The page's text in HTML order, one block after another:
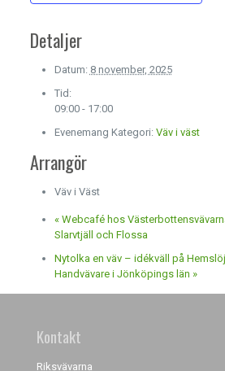
Detaljer
Datum: 8 november, 2025
Tid:
09:00 - 17:00
Evenemang Kategori: Väv i väst
Arrangör
Väv i Väst
«Webcafé hos
Slarvtjäll och Flossa
Nytolka en väv – idékväll på
Handvävare i Jönköpings län »
Kontakt
Riksvävarna